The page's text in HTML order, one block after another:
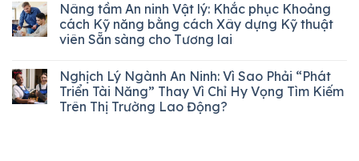
Nâng tầm An ninh Vật lý: Khắc phục Khoảng
cách Kỹ năng bằng cách Xây dựng Kỹ thuật
viên Sẵn sàng cho Tương lai
Nghịch Lý Ngành An Ninh: Vì Sao Phải “Phát
Triển Tài Năng” Thay Vì Chỉ Hy Vọng Tìm Kiếm
Trên Thị Trường Lao Động?